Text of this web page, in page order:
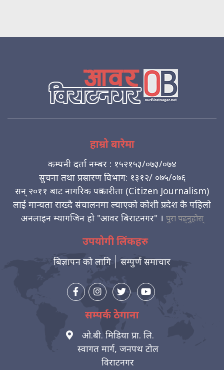
हाम्रो बारेमा
कम्पनी दर्ता नम्बर : १५२१५३/०७३/०७४
सुचना तथा प्रसारण विभाग: १३१२/ ०७५/०७६
सन् २०११ बाट नागरिक पत्रकारीता (Citizen Journalism)
लाई मान्यता राख्दै संचालनमा ल्याएको कोशी प्रदेश कै पहिलो
अनलाइन म्यागजिन हो "आवर बिराटनगर" । पुरा पढ्नुहोस्
उपयोगी लिंकहरु
बिज्ञापन को लागि सम्पुर्ण समाचार
सम्पर्क ठेगाना
ओ.बी. मिडिया प्रा. लि.
स्वागत मार्ग, जनपथ टोल
विराटनगर